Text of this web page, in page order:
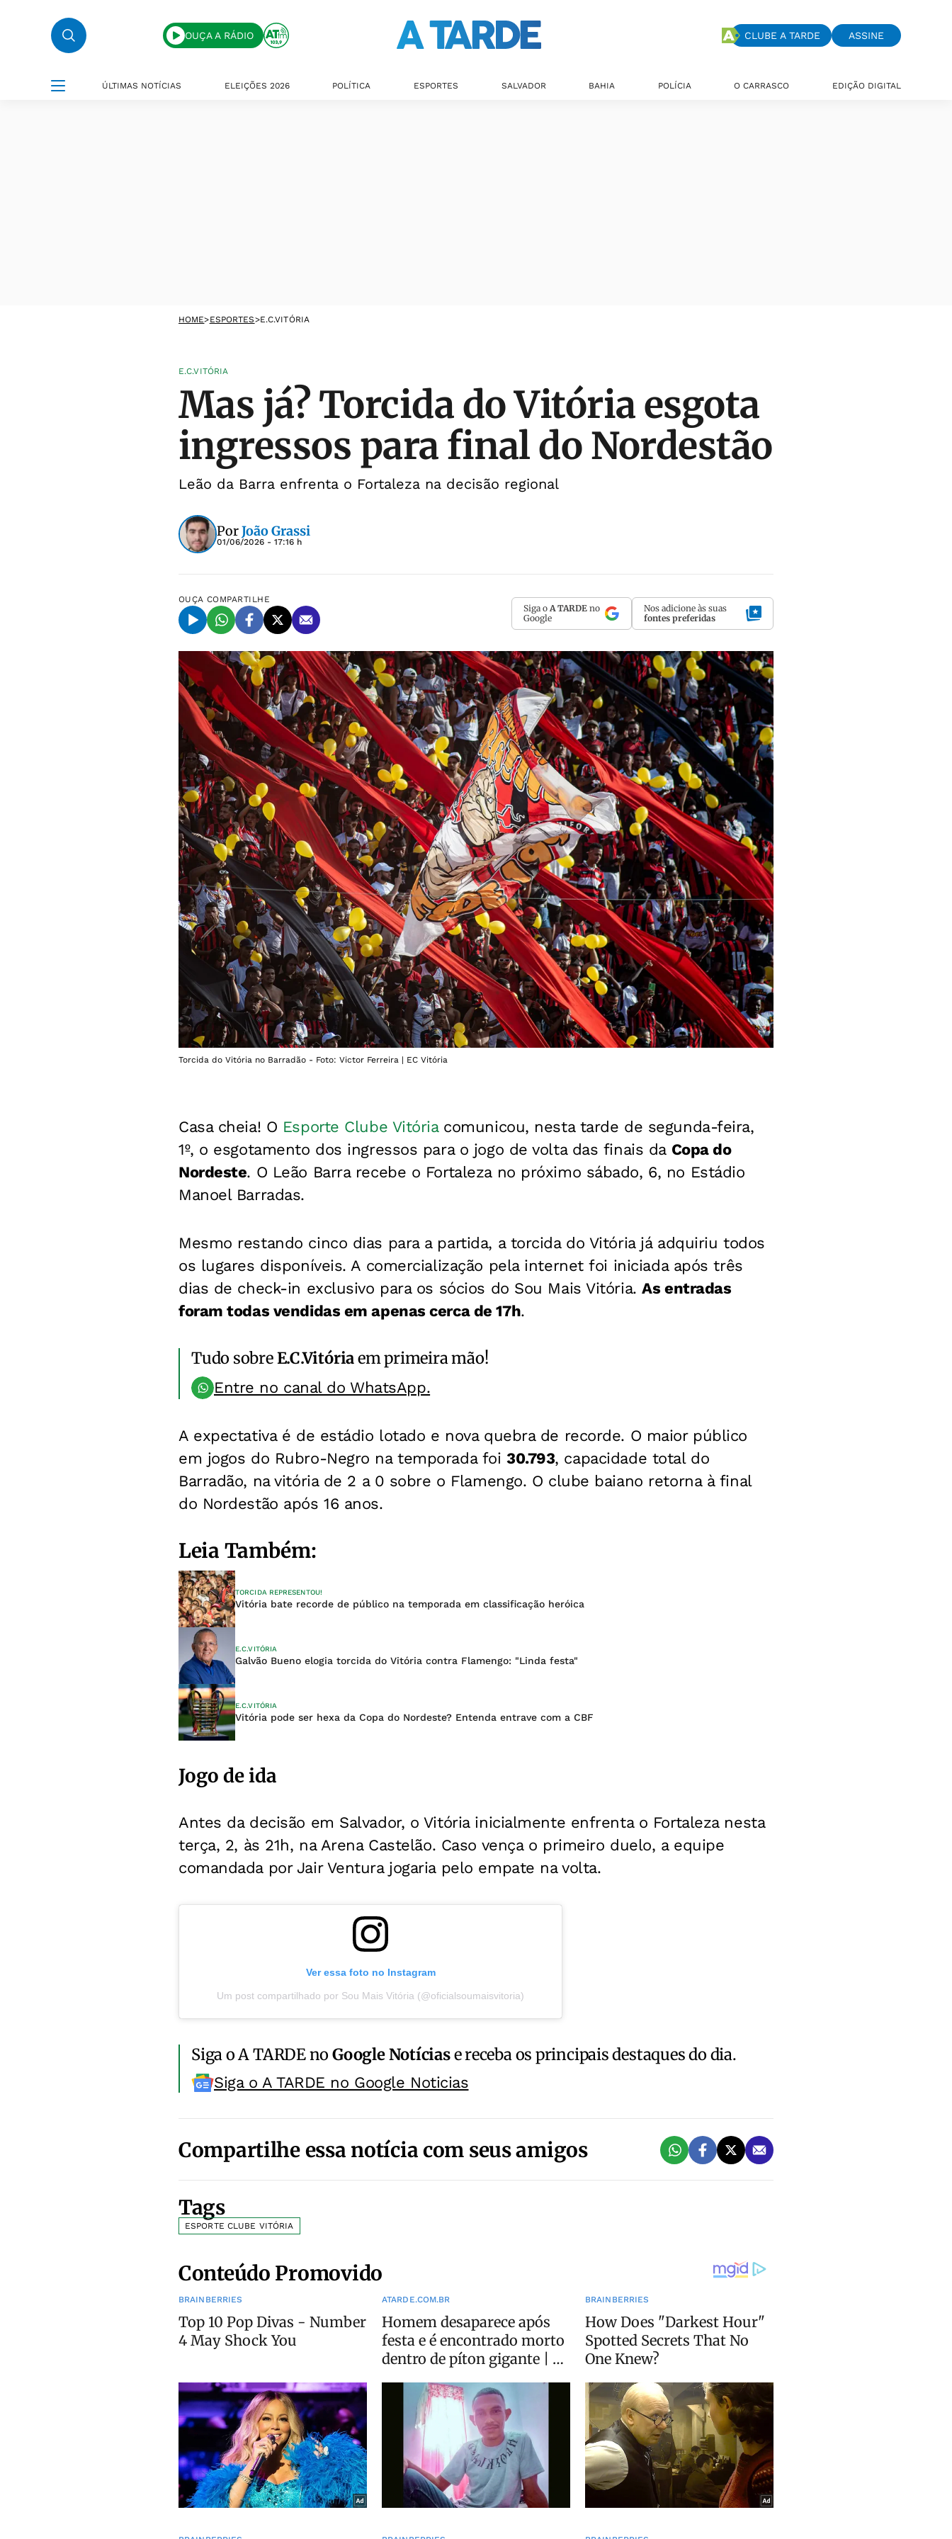
OUÇA A RÁDIO CLUBE A TARDE ASSINE
ÚLTIMAS NOTÍCIAS ELEIÇÕES 2026 POLÍTICA ESPORTES SALVADOR BAHIA POLÍCIA O CARRASCO EDIÇÃO DIGITAL
HOME>ESPORTES>E.C.VITÓRIA
E.C.VITÓRIA
Mas já? Torcida do Vitória esgota
ingressos para final do Nordestão
Leão da Barra enfrenta o Fortaleza na decisão regional
PorJoão Grassi
01/06/2026 - 17:16 h
OUÇA COMPARTILHE
Siga o A TARDE no
Google
Nos adicione às suas
fontes preferidas
Torcida do Vitória no Barradão - Foto: Victor Ferreira | EC Vitória
Casa cheia! O Esporte Clube Vitóriacomunicou, nesta tarde de segunda-feira,
1º, o esgotamento dos ingressos para o jogo de volta das finais da Copa do
Nordeste. O Leão Barra recebe o Fortaleza no próximo sábado, 6, no Estádio
Manoel Barradas.
Mesmo restando cinco dias para a partida, a torcida do Vitória já adquiriu todos
os lugares disponíveis. A comercialização pela internet foi iniciada após três
dias de check-in exclusivo para os sócios do Sou Mais Vitória.As entradas
foram todas vendidas em apenas cerca de 17h.
Tudo sobreE.C.Vitóriaem primeira mão!
Entre no canal do WhatsApp.
A expectativa é de estádio lotado e nova quebra de recorde. O maior público
em jogos do Rubro-Negro na temporada foi 30.793, capacidade total do
Barradão, na vitória de 2 a 0 sobre o Flamengo. O clube baiano retorna à final
do Nordestão após 16 anos.
Leia Também:
TORCIDA REPRESENTOU!
Vitória bate recorde de público na temporada em classificação heróica
E.C.VITÓRIA
Galvão Bueno elogia torcida do Vitória contra Flamengo: "Linda festa"
E.C.VITÓRIA
Vitória pode ser hexa da Copa do Nordeste? Entenda entrave com a CBF
Jogo de ida
Antes da decisão em Salvador, o Vitória inicialmente enfrenta o Fortaleza nesta
terça, 2, às 21h, na Arena Castelão. Caso vença o primeiro duelo, a equipe
comandada por Jair Ventura jogaria pelo empate na volta.
Ver essa foto no Instagram
Um post compartilhado por Sou Mais Vitória (@oficialsoumaisvitoria)
Siga o A TARDE noGoogle Notíciase receba os principais destaques do dia.
Siga o A TARDE no Google Noticias
Compartilhe essa notícia com seus amigos
Tags
ESPORTE CLUBE VITÓRIA